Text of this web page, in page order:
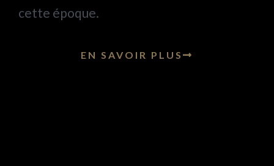
cette époque.
EN SAVOIR PLUS